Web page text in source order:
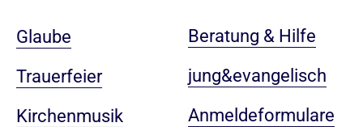
Glaube
Trauerfeier
Kirchenmusik
Beratung & Hilfe
jung&evangelisch
Anmeldeformulare